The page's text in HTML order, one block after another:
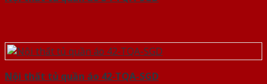
Nội thất tủ quần áo 42-TQA-SGD